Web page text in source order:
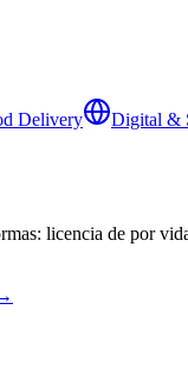
Delivery Digital &
licencia de por